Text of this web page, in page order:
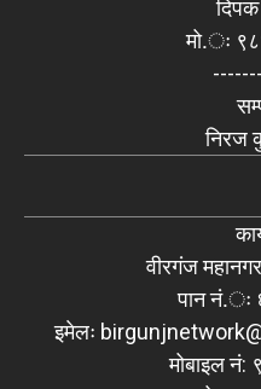
मो.ः
निरज
वीरगंज
पान नं.ः
इमेलः
मोबाइल